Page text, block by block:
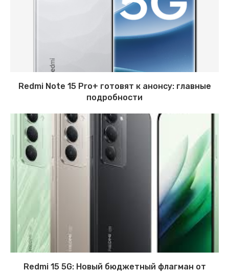
Redmi Note 15 Pro+ готовят к анонсу: главные
подробности
Redmi 15 5G: Новый бюджетный флагман от